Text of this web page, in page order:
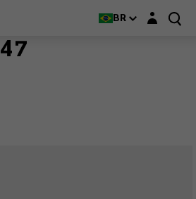
BR Login layer